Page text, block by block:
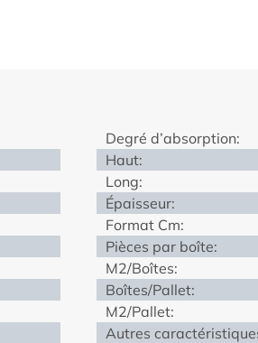
Degré d’absorption:
Haut:
Long:
Épaisseur:
Format Cm:
Pièces par boîte:
M2/Boîtes:
Boîtes/Pallet:
M2/Pallet:
Autres